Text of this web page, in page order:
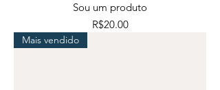
Sou um produto
Price
R$20.00
Mais vendido